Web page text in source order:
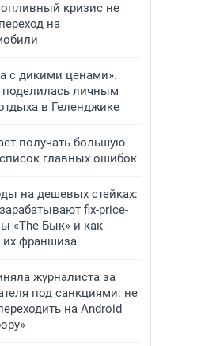
кризис не
на
с дикими ценами».
поделилась личным
в Геленджике
получать большую
главных ошибок
на дешевых стейках:
fix-price-
«The Бык» и как
их франшиза
журналиста за
под санкциями: не
на Android